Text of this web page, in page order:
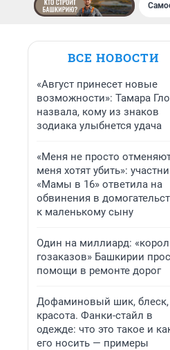
ВСЕ НОВОСТИ
«Август принесет новые
возможности»: Тамара
назвала, кому из знаков
зодиака улыбнется удача
«Меня не просто
меня хотят убить»:
«Мамы в 16» ответила на
обвинения в
к маленькому сыну
Один на миллиард:
гозаказов» Башкирии
помощи в ремонте дорог
Дофаминовый шик, блеск,
красота. Фанки-стайл в
одежде: что это такое и
его носить — примеры